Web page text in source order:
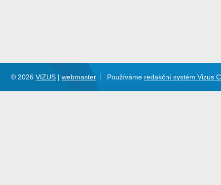
© 2026 VIZUS webmaster Používáme redakční systém Vizus